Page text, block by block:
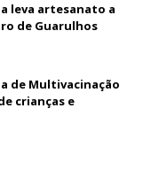
leva artesanato a
de Guarulhos
de Multivacinação
crianças e